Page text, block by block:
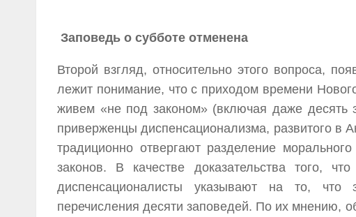
Заповедь о субботе отменена
Второй взгляд, относительно этого вопроса,
лежит понимание, что с приходом времени
живем «не под законом» (включая даже десять
приверженцы диспенсационализма, развитого
традиционно отвергают разделение
законов. В качестве доказательства того,
диспенсационалисты указывают на то,
перечисления десяти заповедей. По их мнению,